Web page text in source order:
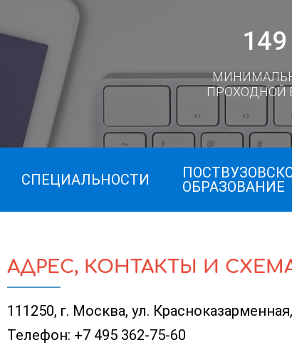
149
ПРОХОДНОЙ
СПЕЦИАЛЬНОСТИ
ОБРАЗОВАНИЕ
АДРЕС, КОНТАКТЫ И
111250, г. Москва, ул.
Телефон: +7 495 362-75-60